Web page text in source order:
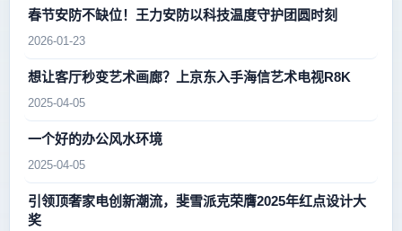
春节安防不缺位！王力安防以科技温度守护团圆时刻
2026-01-23
想让客厅秒变艺术画廊？上京东入手海信艺术电视R8K
2025-04-05
一个好的办公风水环境
2025-04-05
引领顶奢家电创新潮流，斐雪派克荣膺2025年红点设计大
奖